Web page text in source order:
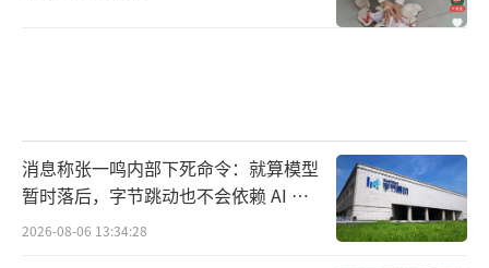
消息称张一鸣内部下死命令：就算模型
暂时落后，字节跳动也不会依赖 AI 蒸
馏技术
2026-08-06 13:34:28